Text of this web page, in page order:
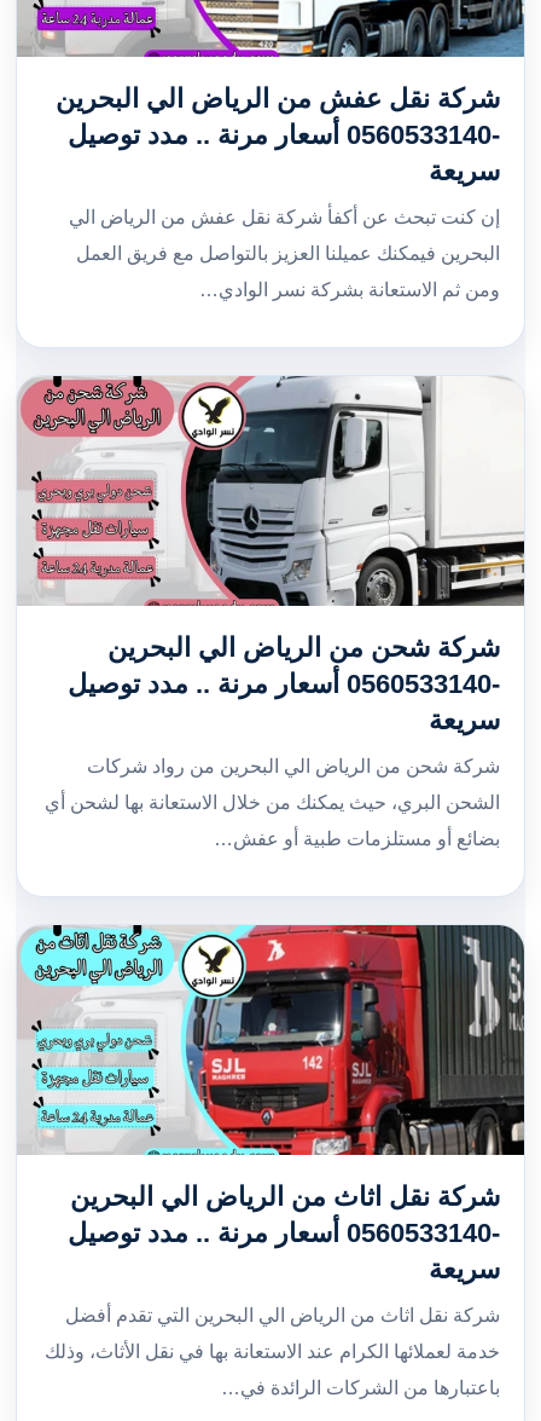
شركة نقل عفش من الرياض الي البحرين
-0560533140 أسعار مرنة .. مدد توصيل
سريعة
إن كنت تبحث عن أكفأ شركة نقل عفش من الرياض الي
البحرين فيمكنك عميلنا العزيز بالتواصل مع فريق العمل
ومن ثم الاستعانة بشركة نسر الوادي…
شركة شحن من الرياض الي البحرين
-0560533140 أسعار مرنة .. مدد توصيل
سريعة
شركة شحن من الرياض الي البحرين من رواد شركات
الشحن البري، حيث يمكنك من خلال الاستعانة بها لشحن أي
بضائع أو مستلزمات طبية أو عفش…
شركة نقل اثاث من الرياض الي البحرين
-0560533140 أسعار مرنة .. مدد توصيل
سريعة
شركة نقل اثاث من الرياض الي البحرين التي تقدم أفضل
خدمة لعملائها الكرام عند الاستعانة بها في نقل الأثاث، وذلك
باعتبارها من الشركات الرائدة في…